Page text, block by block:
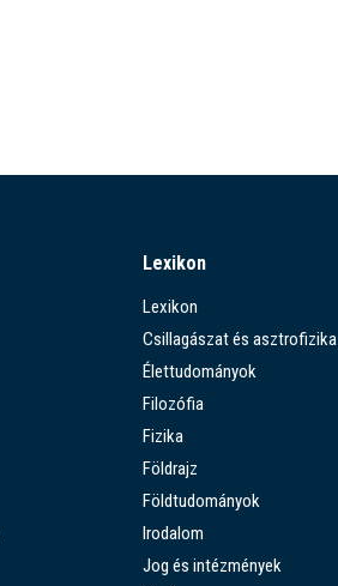
Lexikon
Lexikon
Csillagászat és asztrofizika
Élettudományok
Filozófia
Fizika
Földrajz
Földtudományok
Irodalom
Jog és intézmények